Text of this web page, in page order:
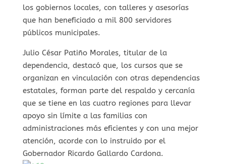
los gobiernos locales, con talleres y asesorías
que han beneficiado a mil 800 servidores
públicos municipales.
Julio César Patiño Morales, titular de la
dependencia, destacó que, los cursos que se
organizan en vinculación con otras dependencias
estatales, forman parte del respaldo y cercanía
que se tiene en las cuatro regiones para llevar
apoyo sin límite a las familias con
administraciones más eficientes y con una mejor
atención, acorde con lo instruido por el
Gobernador Ricardo Gallardo Cardona.